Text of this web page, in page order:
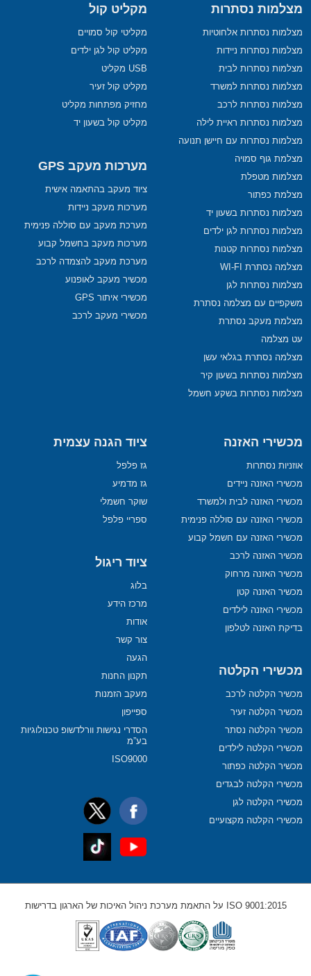
מצלמות נסתרות
מצלמות נסתרות אלחוטיות
מצלמות נסתרות ניידות
מצלמות נסתרות לבית
מצלמות נסתרות למשרד
מצלמות נסתרות לרכב
מצלמות נסתרות ראיית לילה
מצלמות נסתרות עם חיישן תנועה
מצלמת גוף סמויה
מצלמות מטפלת
מצלמת כפתור
מצלמות נסתרות בשעון יד
מצלמות נסתרות לגן ילדים
מצלמות נסתרות קטנות
מצלמה נסתרת WI-FI
מצלמות נסתרות לגן
משקפיים עם מצלמה נסתרת
מצלמת מעקב נסתרת
עט מצלמה
מצלמה נסתרת בגלאי עשן
מצלמות נסתרות בשעון קיר
מצלמות נסתרות בשקע חשמל
מקליט קול
מקליטי קול סמויים
מקליט קול לגן ילדים
USB מקליט
מקליט קול זעיר
מחזיק מפתחות מקליט
מקליט קול בשעון יד
מערכות מעקב GPS
ציוד מעקב בהתאמה אישית
מערכות מעקב ניידות
מערכת מעקב עם סוללה פנימית
מערכות מעקב בחשמל קבוע
מערכת מעקב להצמדה לרכב
מכשיר מעקב לאופנוע
מכשירי איתור GPS
מכשירי מעקב לרכב
מכשירי האזנה
אוזניות נסתרות
מכשירי האזנה ניידים
מכשירי האזנה לבית ולמשרד
מכשירי האזנה עם סוללה פנימית
מכשירי האזנה עם חשמל קבוע
מכשיר האזנה לרכב
מכשיר האזנה מרחוק
מכשיר האזנה קטן
מכשירי האזנה לילדים
בדיקת האזנה לטלפון
מכשירי הקלטה
מכשיר הקלטה לרכב
מכשיר הקלטה זעיר
מכשיר הקלטה נסתר
מכשירי הקלטה לילדים
מכשיר הקלטה כפתור
מכשירי הקלטה לבגדים
מכשירי הקלטה לגן
מכשירי הקלטה מקצועיים
ציוד הגנה עצמית
גז פלפל
גז מדמיע
שוקר חשמלי
ספריי פלפל
ציוד ריגול
בלוג
מרכז הידע
אודות
צור קשר
הגעה
תקנון החנות
מעקב הזמנות
ספייפון
הסדרי נגישות וורלדשופ טכנולוגיות
בע”מ
ISO9000
ISO 9001:2015 על התאמת מערכת ניהול האיכות של הארגון בדרישות